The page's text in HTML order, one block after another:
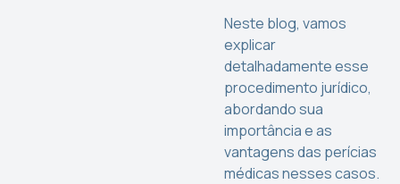
Neste blog, vamos
explicar
detalhadamente esse
procedimento jurídico,
abordando sua
importância e as
vantagens das perícias
médicas nesses casos.